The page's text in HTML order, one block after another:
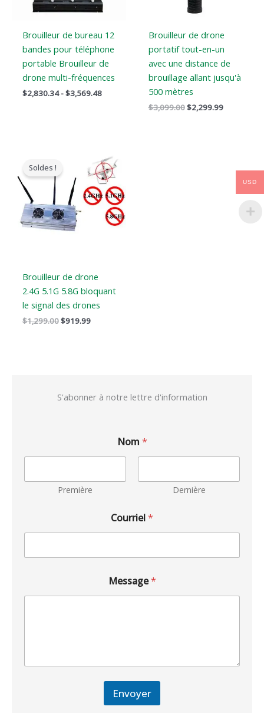
Brouilleur de bureau 12
bandes pour téléphone
portable Brouilleur de
drone multi-fréquences
$2,830.34 -$3,569.48
Brouilleur de drone
portatif tout-en-un
avec une distance de
brouillage allant jusqu'à
500 mètres
$3,099.00$2,299.99
Soldes !
Brouilleur de drone
2.4G 5.1G 5.8G bloquant
le signal des drones
$1,299.00
était
$1,299.00.
$919.99
prix
actuel
est
:
$919.99.
S'abonner à notre lettre d'information
Nom *
Première Dernière
Courriel*
Message*
Envoyer
USD